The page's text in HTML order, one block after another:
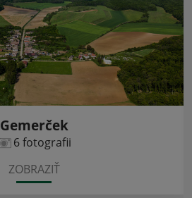
Gemerček
6 fotografii
ZOBRAZIŤ